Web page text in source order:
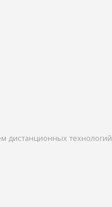
дистанционных технологий